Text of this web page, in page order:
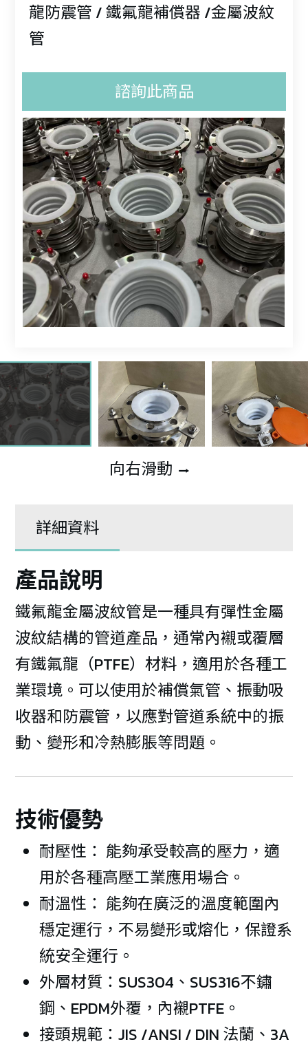
龍防震管 / 鐵氟龍補償器 /金屬波紋
管
諮詢此商品
向右滑動 ⭢
詳細資料
產品說明
鐵氟龍金屬波紋管是一種具有彈性金屬
波紋結構的管道產品，通常內襯或覆層
有鐵氟龍（PTFE）材料，適用於各種工
業環境。可以使用於補償氣管、振動吸
收器和防震管，以應對管道系統中的振
動、變形和冷熱膨脹等問題。
技術優勢
耐壓性： 能夠承受較高的壓力，適
用於各種高壓工業應用場合。
耐溫性： 能夠在廣泛的溫度範圍內
穩定運行，不易變形或熔化，保證系
統安全運行。
外層材質：SUS304、SUS316不鏽
鋼、EPDM外覆，內襯PTFE。
接頭規範：JIS /ANSI / DIN 法蘭、3A